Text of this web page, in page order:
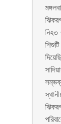
নিহত